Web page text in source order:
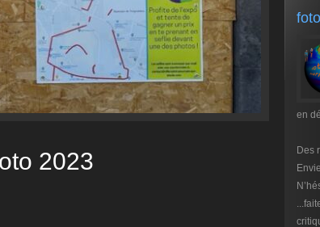
2023
en
Des